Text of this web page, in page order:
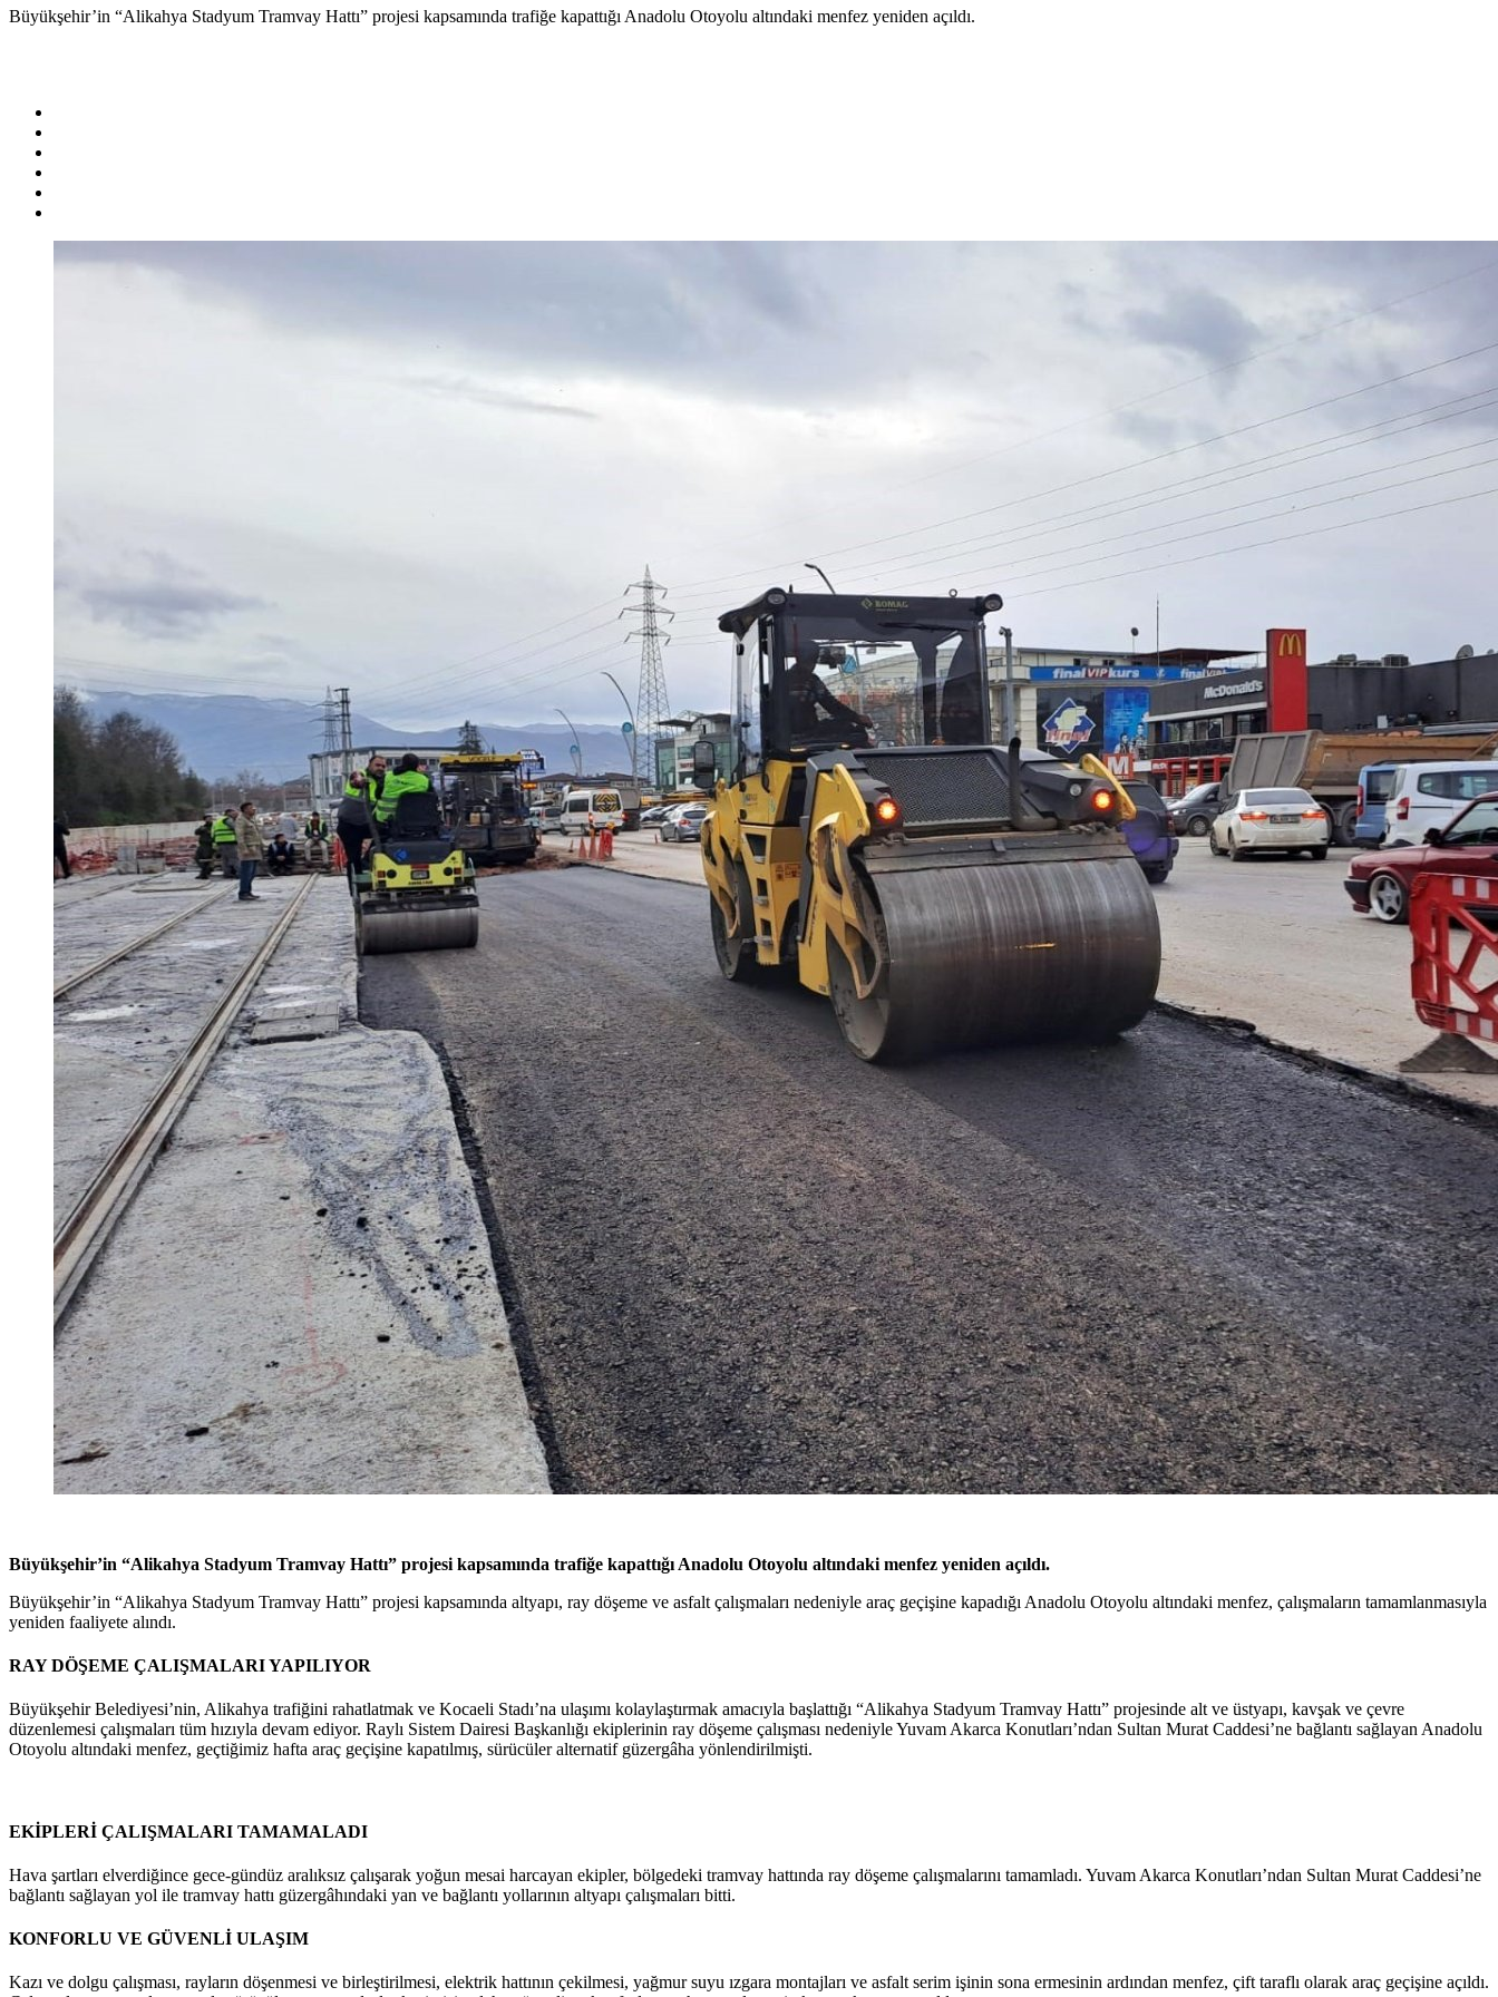
Büyükşehir’in “Alikahya Stadyum Tramvay Hattı” projesi kapsamında trafiğe kapattığı Anadolu Otoyolu altındaki menfez yeniden açıldı.
Büyükşehir’in “Alikahya Stadyum Tramvay Hattı” projesi kapsamında trafiğe kapattığı Anadolu Otoyolu altındaki menfez yeniden açıldı.
Büyükşehir’in “Alikahya Stadyum Tramvay Hattı” projesi kapsamında altyapı, ray döşeme ve asfalt çalışmaları nedeniyle araç geçişine kapadığı Anadolu Otoyolu altındaki menfez, çalışmaların tamamlanmasıyla
yeniden faaliyete alındı.
RAY DÖŞEME ÇALIŞMALARI YAPILIYOR
Büyükşehir Belediyesi’nin, Alikahya trafiğini rahatlatmak ve Kocaeli Stadı’na ulaşımı kolaylaştırmak amacıyla başlattığı “Alikahya Stadyum Tramvay Hattı” projesinde alt ve üstyapı, kavşak ve çevre
düzenlemesi çalışmaları tüm hızıyla devam ediyor. Raylı Sistem Dairesi Başkanlığı ekiplerinin ray döşeme çalışması nedeniyle Yuvam Akarca Konutları’ndan Sultan Murat Caddesi’ne bağlantı sağlayan Anadolu
Otoyolu altındaki menfez, geçtiğimiz hafta araç geçişine kapatılmış, sürücüler alternatif güzergâha yönlendirilmişti.
EKİPLERİ ÇALIŞMALARI TAMAMALADI
Hava şartları elverdiğince gece-gündüz aralıksız çalışarak yoğun mesai harcayan ekipler, bölgedeki tramvay hattında ray döşeme çalışmalarını tamamladı. Yuvam Akarca Konutları’ndan Sultan Murat Caddesi’ne
bağlantı sağlayan yol ile tramvay hattı güzergâhındaki yan ve bağlantı yollarının altyapı çalışmaları bitti.
KONFORLU VE GÜVENLİ ULAŞIM
Kazı ve dolgu çalışması, rayların döşenmesi ve birleştirilmesi, elektrik hattının çekilmesi, yağmur suyu ızgara montajları ve asfalt serim işinin sona ermesinin ardından menfez, çift taraflı olarak araç geçişine açıldı.